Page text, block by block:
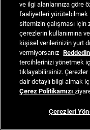
ve ilgi alanlarınıza
faaliyetleri yürütebilmek
sitemizin çalışması için
çerezlerin kullanımına
kişisel verilerinizin yurt
vermiyorsanız Reddedin
tercihlerinizi yönetmek
tıklayabilirsiniz.
dair detaylı bilgi almak
Çerez Politikamızı
Çerezleri